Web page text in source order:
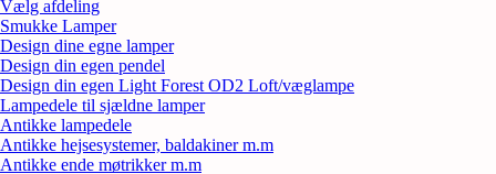
Vælg afdeling
Smukke Lamper
Design dine egne lamper
Design din egen pendel
Design din egen Light Forest OD2 Loft/væglampe
Lampedele til sjældne lamper
Antikke lampedele
Antikke hejsesystemer, baldakiner m.m
Antikke ende møtrikker m.m